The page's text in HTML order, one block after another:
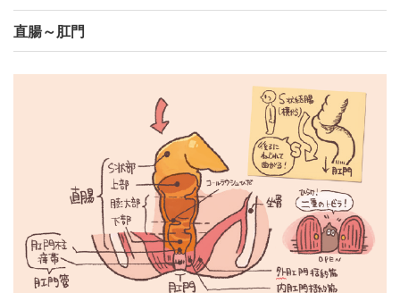
直腸～肛門